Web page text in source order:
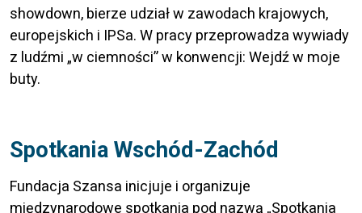
showdown, bierze udział w zawodach krajowych,
europejskich i IPSa. W pracy przeprowadza wywiady
z ludźmi „w ciemności” w konwencji: Wejdź w moje
buty.
Spotkania Wschód-Zachód
Fundacja Szansa inicjuje i organizuje
międzynarodowe spotkania pod nazwą „Spotkania